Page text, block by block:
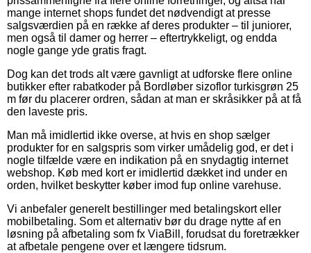
mange internet shops fundet det nødvendigt at presse
salgsværdien på en række af deres produkter – til juniorer,
men også til damer og herrer – eftertrykkeligt, og endda
nogle gange yde gratis fragt.
Dog kan det trods alt være gavnligt at udforske flere online
butikker efter rabatkoder på Bordløber sizoflor turkisgrøn 25
m før du placerer ordren, sådan at man er skråsikker på at få
den laveste pris.
Man må imidlertid ikke overse, at hvis en shop sælger
produkter for en salgspris som virker umådelig god, er det i
nogle tilfælde være en indikation på en snydagtig internet
webshop. Køb med kort er imidlertid dækket ind under en
orden, hvilket beskytter køber imod fup online varehuse.
Vi anbefaler generelt bestillinger med betalingskort eller
mobilbetaling. Som et alternativ bør du drage nytte af en
løsning på afbetaling som fx ViaBill, forudsat du foretrækker
at afbetale pengene over et længere tidsrum.